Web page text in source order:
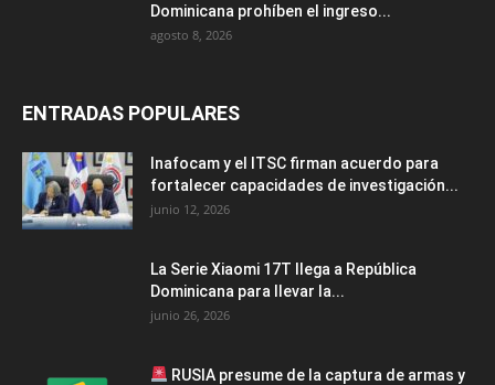
Dominicana prohíben el ingreso...
agosto 8, 2026
ENTRADAS POPULARES
Inafocam y el ITSC firman acuerdo para
fortalecer capacidades de investigación...
junio 12, 2026
La Serie Xiaomi 17T llega a República
Dominicana para llevar la...
junio 26, 2026
RUSIA presume de la captura de armas y